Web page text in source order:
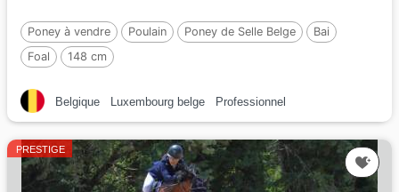
Poney à vendre Poulain Poney de Selle Belge
Bai
Foal
148 cm
Belgique Luxembourg belge Professionnel
PRESTIGE